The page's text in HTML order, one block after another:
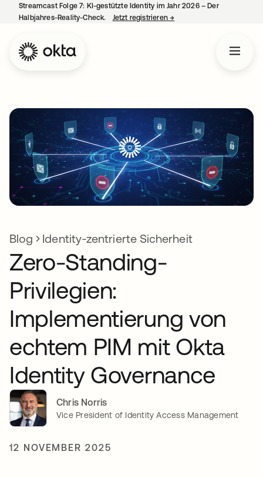
Streamcast Folge 7: KI-gestützte Identity im Jahr 2026 – Der
Halbjahres-Reality-Check.
Jetzt registrieren→
Blog Identity-zentrierte Sicherheit
Zero-Standing-
Privilegien:
Implementierung von
echtem PIM mit Okta
Identity Governance
Chris Norris
Vice President of Identity Access Management
12 NOVEMBER 2025